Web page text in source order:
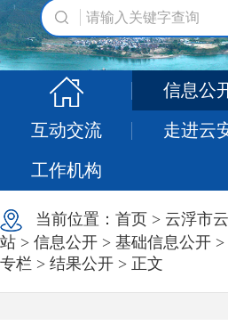
信息公
互动交流 走进云
工作机构
当前位置： 首页 > 云浮市
站 > 信息公开 > 基础信息公开 >
专栏 > 结果公开 > 正文